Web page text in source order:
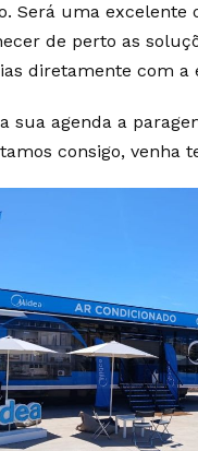
Será uma excelente
de perto as
diretamente com a
sua agenda a
consigo, venha